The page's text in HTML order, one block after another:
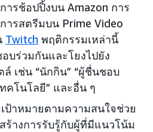
ารช้อปปิ้งบน Amazon การ
ารสตรีมบน Prime Video
Twitch พฤติกรรมเหล่านี้
บร่วมกันและโยงไปยัง
ล์ เช่น “นักกิน” “ผู้ชื่นชอบ
คโนโลยี” และอื่น ๆ
ป้าหมายตามความสนใจช่วย
างการรับรู้กับผู้ที่มีแนวโน้ม